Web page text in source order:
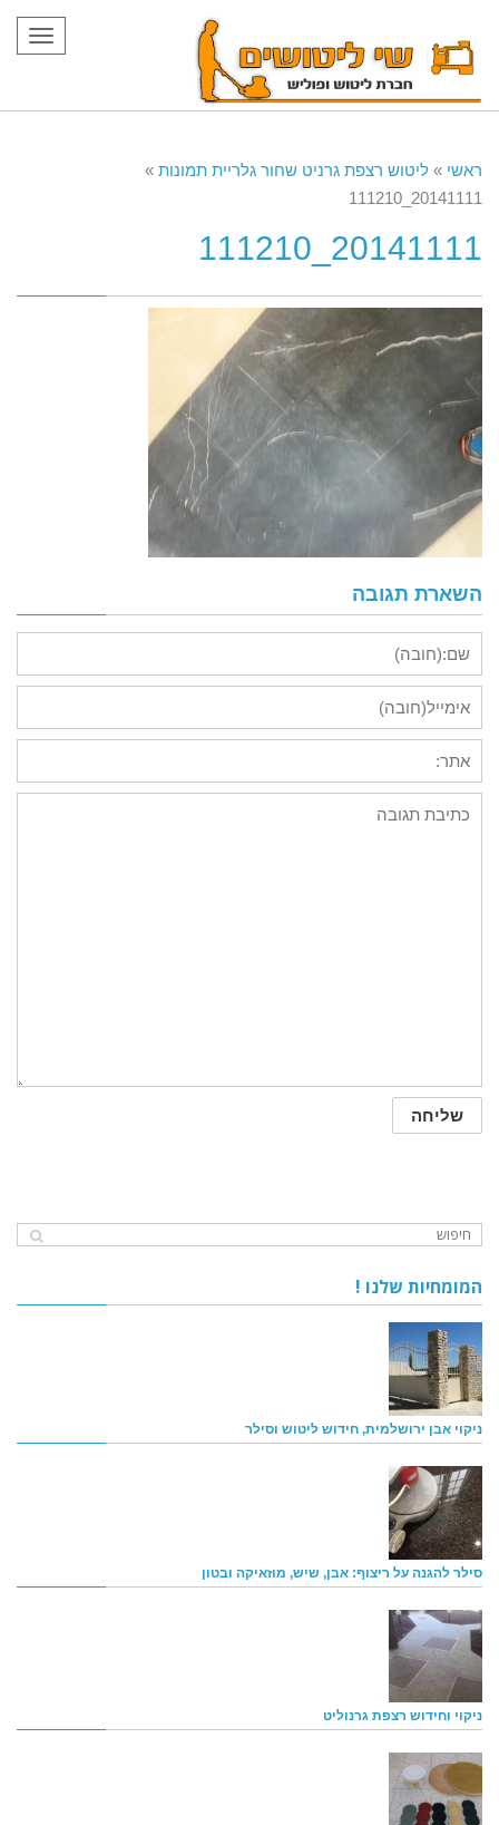
ראשי » ליטוש רצפת גרניט שחור גלריית תמונות »
20141111_111210
20141111_111210
השארת תגובה
המומחיות שלנו !
ניקוי אבן ירושלמית, חידוש ליטוש וסילר
סילר להגנה על ריצוף: אבן, שיש, מוזאיקה ובטון
ניקוי וחידוש רצפת גרנוליט